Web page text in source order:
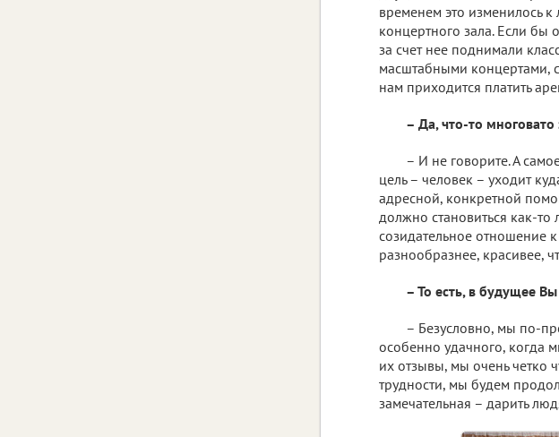
временем это изменилось к
концертного зала. Если
за счет нее поднимали
масштабными концертами,
нам приходится платить
– Да, что-то
– И не говорите. А
цель – человек – уходит
адресной, конкретной
должно становиться как-
созидательное отношение
разнообразнее, красивее,
– То есть, в будущее
– Безусловно, мы по-
особенно удачного, когда
их отзывы, мы очень четко
трудности, мы будем
замечательная – дарить